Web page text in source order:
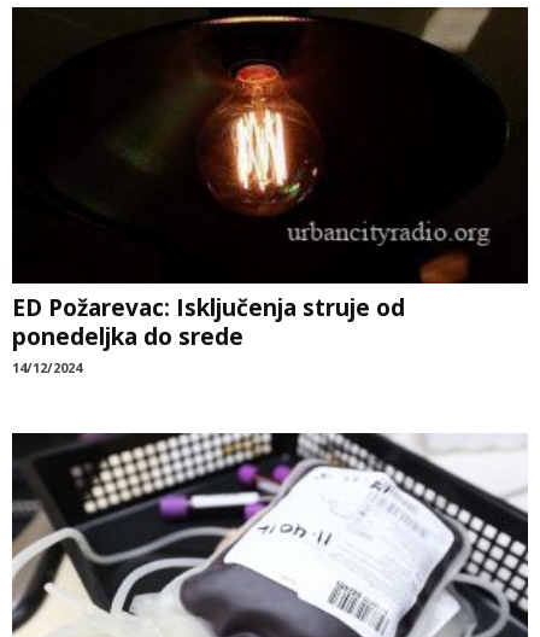
ED Požarevac: Isključenja struje od
ponedeljka do srede
14/12/2024